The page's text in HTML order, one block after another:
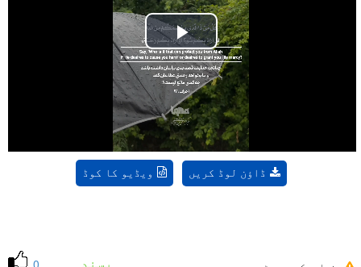
Play
Video
ویڈیو کا کوڈ ڈاؤن لوڈ کریں
پسند